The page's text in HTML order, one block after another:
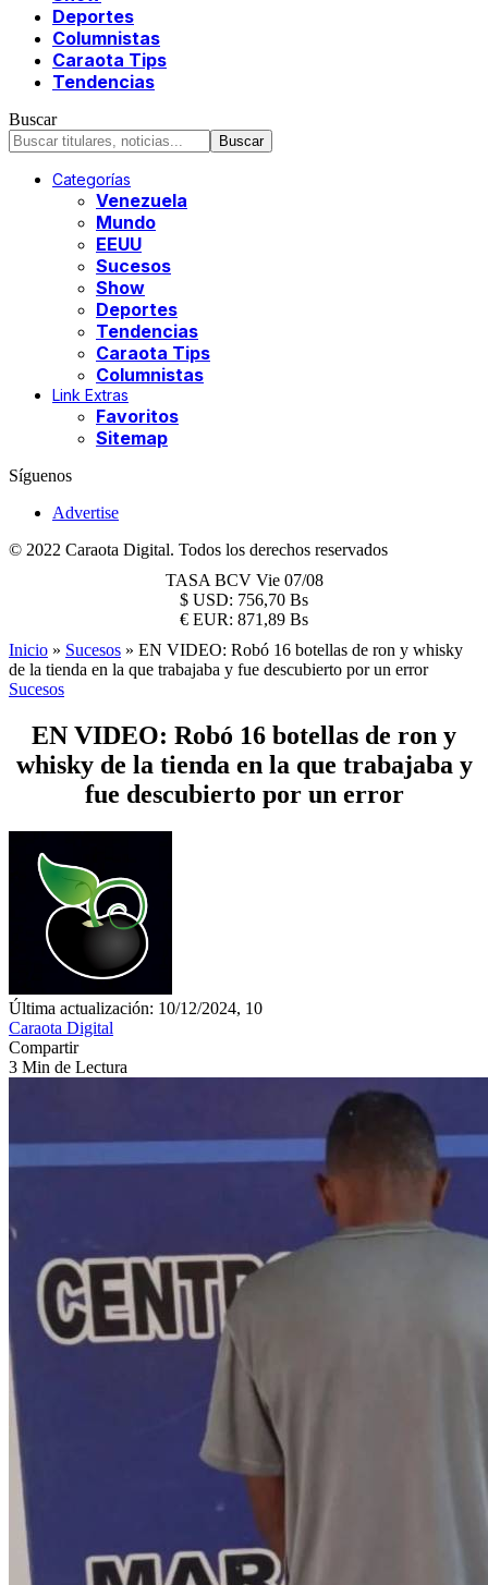
Deportes
Columnistas
Caraota Tips
Tendencias
Buscar
Categorías
Venezuela
Mundo
EEUU
Sucesos
Show
Deportes
Tendencias
Caraota Tips
Columnistas
Link Extras
Favoritos
Sitemap
Síguenos
Advertise
© 2022 Caraota Digital. Todos los derechos reservados
TASA BCV Vie 07/08
$ USD: 756,70 Bs
€ EUR: 871,89 Bs
Inicio » Sucesos » EN VIDEO: Robó 16 botellas de ron y whisky
de la tienda en la que trabajaba y fue descubierto por un error
Sucesos
EN VIDEO: Robó 16 botellas de ron y
whisky de la tienda en la que trabajaba y
fue descubierto por un error
Última actualización: 10/12/2024, 10
Caraota Digital
Compartir
3 Min de Lectura